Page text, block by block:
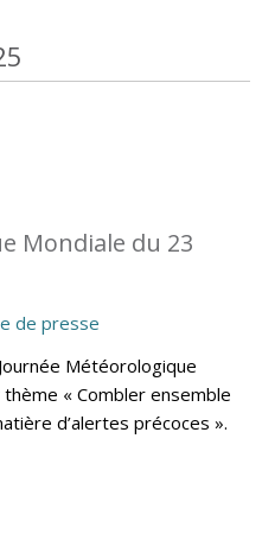
Mondiale du 23
de presse
Météorologique
« Combler ensemble
d’alertes précoces ».